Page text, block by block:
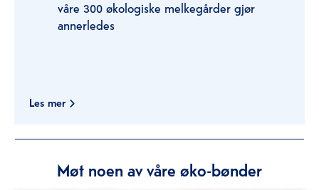
våre 300 økologiske melkegårder gjør
annerledes
Les mer
Møt noen av våre øko-bønder